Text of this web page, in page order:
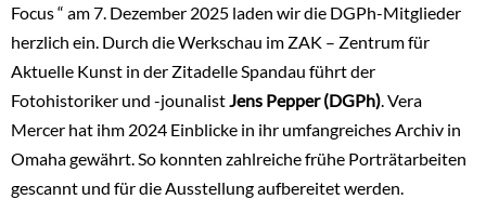
Focus “ am 7. Dezember 2025 laden wir die DGPh-Mitglieder
herzlich ein. Durch die Werkschau im ZAK – Zentrum für
Aktuelle Kunst in der Zitadelle Spandau führt der
Fotohistoriker und -jounalist Jens Pepper (DGPh) . Vera
Mercer hat ihm 2024 Einblicke in ihr umfangreiches Archiv in
Omaha gewährt. So konnten zahlreiche frühe Porträtarbeiten
gescannt und für die Ausstellung aufbereitet werden.